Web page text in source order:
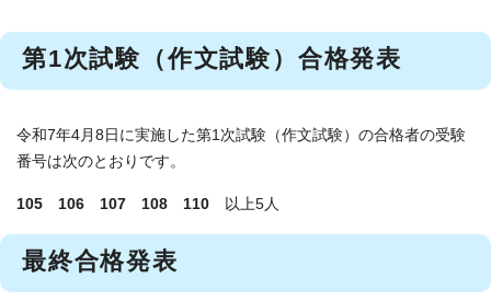
第1次試験（作文試験）合格発表
令和7年4月8日に実施した第1次試験（作文試験）の合格者の受験
番号は次のとおりです。
105 106 107 108 110 以上5人
最終合格発表